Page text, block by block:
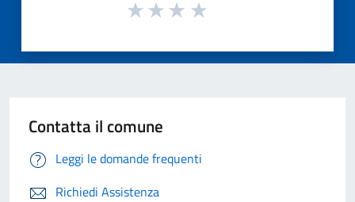
Contatta il comune
Leggi le domande frequenti
Richiedi Assistenza